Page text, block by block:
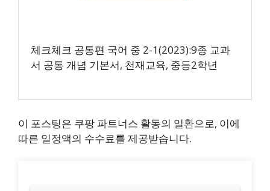
체크체크 공통편 국어 중 2-1(2023):9종 교과
서 공통 개념 기본서, 천재교육, 중등2학년
이 포스팅은 쿠팡 파트너스 활동의 일환으로, 이에
따른 일정액의 수수료를 제공받습니다.